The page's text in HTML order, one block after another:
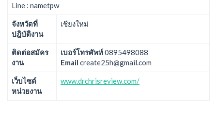
Line : nametpw
จังหวัดที่
ปฎิบัติงาน
เชียงใหม่
ติดต่อสมัคร
งาน
เบอร์โทรศัพท์0895498088
Email create25h@gmail.com
เว็บไซต์
หน่วยงาน
www.drchrisreview.com/